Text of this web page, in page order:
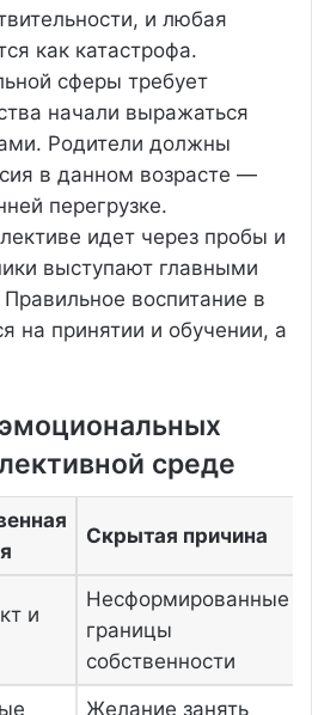
и любая
как катастрофа.
сферы требует
начали выражаться
Родители должны
в данном возрасте —
перегрузке.
идет через пробы и
выступают главными
воспитание в
на принятии и обучении, а
среде
Скрытая причина
и
Несформированные
границы
собственности
Желание занять